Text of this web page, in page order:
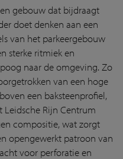
gebouw dat bijdraagt
doet denken aan een
van het parkeergebouw
sterke ritmiek en
naar de omgeving. Zo
van een hoge
een baksteenprofiel,
Rijn Centrum
compositie, wat zorgt
opengewerkt patroon van
voor perforatie en